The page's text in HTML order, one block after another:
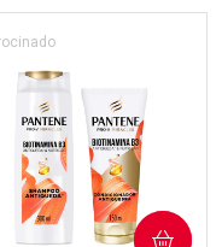
COMPRAR